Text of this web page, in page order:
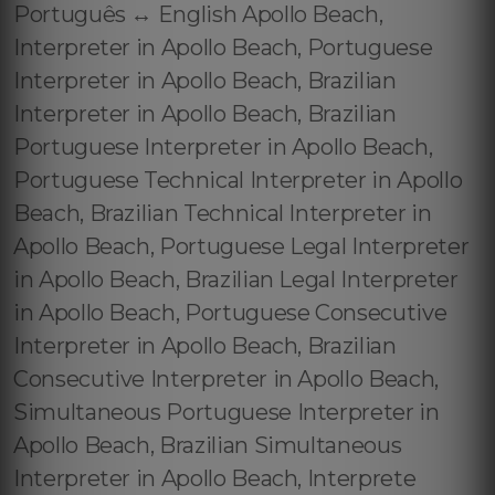
Português ↔️ English Apollo Beach,
Interpreter in Apollo Beach, Portuguese
Interpreter in Apollo Beach, Brazilian
Interpreter in Apollo Beach, Brazilian
Portuguese Interpreter in Apollo Beach,
Portuguese Technical Interpreter in Apollo
Beach, Brazilian Technical Interpreter in
Apollo Beach, Portuguese Legal Interpreter
in Apollo Beach, Brazilian Legal Interpreter
in Apollo Beach, Portuguese Consecutive
Interpreter in Apollo Beach, Brazilian
Consecutive Interpreter in Apollo Beach,
Simultaneous Portuguese Interpreter in
Apollo Beach, Brazilian Simultaneous
Interpreter in Apollo Beach, Interprete